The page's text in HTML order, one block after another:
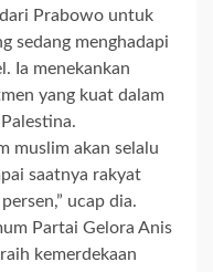
Prabowo untuk
sedang menghadapi
Ia menekankan
yang kuat dalam
muslim akan selalu
saatnya rakyat
ucap dia.
Partai Gelora Anis
kemerdekaan